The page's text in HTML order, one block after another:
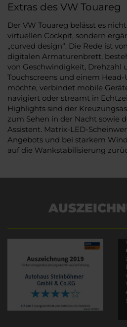
Extras des VW Touareg
Der VW Touareg belässt es
virtuellen Cockpit, sondern
„curved design“. Die Rede ist
digitalen Armaturenbrett,
von Geschwindigkeit, Drehzahl
Touchscreens und einem Head-
möchte, verbindet mobile
navigiert oder streamt in
Highlights sind der
zum Sehen in der Nacht sowie
Assistent. Matrix-LED-
Angebots und bei starkem
auf die Wankstabilisierung